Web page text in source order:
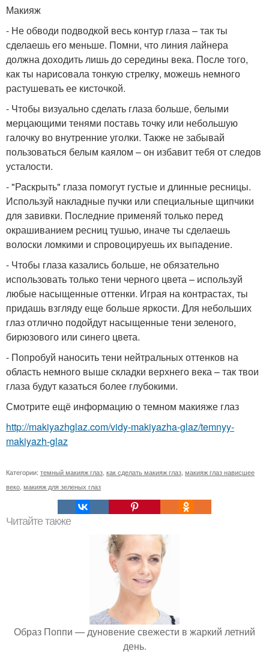
Макияж
- Не обводи подводкой весь контур глаза – так ты
сделаешь его меньше. Помни, что линия лайнера
должна доходить лишь до середины века. После того,
как ты нарисовала тонкую стрелку, можешь немного
растушевать ее кисточкой.
- Чтобы визуально сделать глаза больше, белыми
мерцающими тенями поставь точку или небольшую
галочку во внутренние уголки. Также не забывай
пользоваться белым каялом – он избавит тебя от следов
усталости.
- "Раскрыть" глаза помогут густые и длинные ресницы.
Используй накладные пучки или специальные щипчики
для завивки. Последние применяй только перед
окрашиванием ресниц тушью, иначе ты сделаешь
волоски ломкими и спровоцируешь их выпадение.
- Чтобы глаза казались больше, не обязательно
использовать только тени черного цвета – используй
любые насыщенные оттенки. Играя на контрастах, ты
придашь взгляду еще больше яркости. Для небольших
глаз отлично подойдут насыщенные тени зеленого,
бирюзового или синего цвета.
- Попробуй наносить тени нейтральных оттенков на
область немного выше складки верхнего века – так твои
глаза будут казаться более глубокими.
Смотрите ещё информацию о темном макияже глаз
http://makiyazhglaz.com/vidy-makiyazha-glaz/temnyy-
makiyazh-glaz
Категории: темный макияж глаз как сделать макияж глаз макияж глаз нависшее
веко макияж для зеленых глаз
Читайте также
Образ Поппи — дуновение свежести в жаркий летний
день.